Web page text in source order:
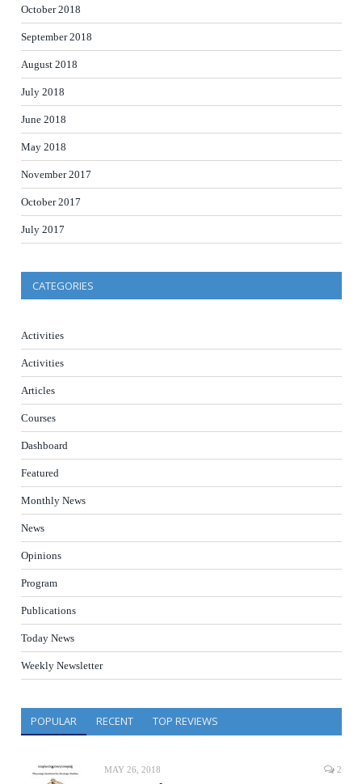
October 2018
September 2018
August 2018
July 2018
June 2018
May 2018
November 2017
October 2017
July 2017
CATEGORIES
Activities
Activities
Articles
Courses
Dashboard
Featured
Monthly News
News
Opinions
Program
Publications
Today News
Weekly Newsletter
POPULAR RECENT TOP REVIEWS
MAY 26, 2018 2